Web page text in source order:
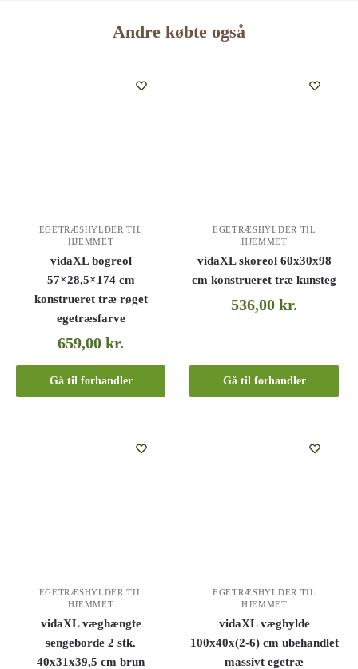
Andre købte også
EGETRÆSHYLDER TIL
HJEMMET
vidaXL bogreol
57×28,5×174 cm
konstrueret træ røget
egetræsfarve
659,00kr.
Gå til forhandler
EGETRÆSHYLDER TIL
HJEMMET
vidaXL skoreol 60x30x98
cm konstrueret træ kunsteg
536,00kr.
Gå til forhandler
EGETRÆSHYLDER TIL
HJEMMET
vidaXL væghængte
sengeborde 2 stk.
40x31x39,5 cm brun
EGETRÆSHYLDER TIL
HJEMMET
vidaXL væghylde
100x40x(2-6) cm ubehandlet
massivt egetræ